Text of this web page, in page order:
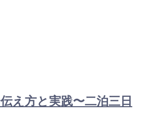
え方と実践〜二泊三日